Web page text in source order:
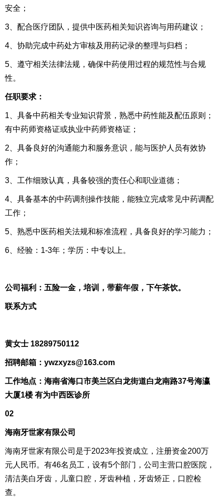
安全；
3、配合医疗团队，提供中医药相关知识咨询与用药建议；
4、协助完成中药处方审核及用药记录的整理与归档；
5、遵守相关法律法规，确保中药使用过程的规范性与合规
性。
任职要求：
1、具备中药相关专业知识背景，熟悉中药性能及配伍原则；
有中药师资格证或执业中药师资格证；
2、具备良好的沟通能力和服务意识，能与医护人员有效协
作；
3、工作细致认真，具备较强的责任心和职业道德；
4、具备基本的中药调剂操作技能，能独立完成常见中药调配
工作；
5、熟悉中医药相关法规和标准流程，具备良好的学习能力；
6、经验：1-3年；学历：中专以上。
公司福利：五险一金，培训，带薪年假，下午茶饮。
联系方式
黄女士 18289750112
招聘邮箱：ywzxyzs@163.com
工作地点：海南省海口市美兰区白龙街道白龙南路37号海瀛
大厦1楼 有为中西医诊所
02
海南牙世家有限公司
海南牙世家有限公司是于2023年投资成立，注册资金200万
元人民币。有46名员工，设有5个部门，公司主营口腔医院，
清洁美白牙齿，儿童口腔，牙齿种植，牙齿矫正，口腔检
查。